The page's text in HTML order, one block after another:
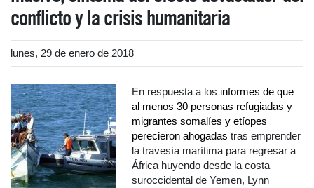
conflicto y la crisis humanitaria
lunes, 29 de enero de 2018
En respuesta a los informes de que
al menos 30 personas refugiadas y
migrantes somalíes y etíopes
perecieron ahogadas tras emprender
la travesía marítima para regresar a
África huyendo desde la costa
suroccidental de Yemen, Lynn